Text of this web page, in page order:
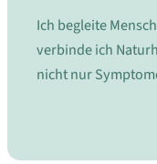
Ich begleite
verbinde ich
nicht nur